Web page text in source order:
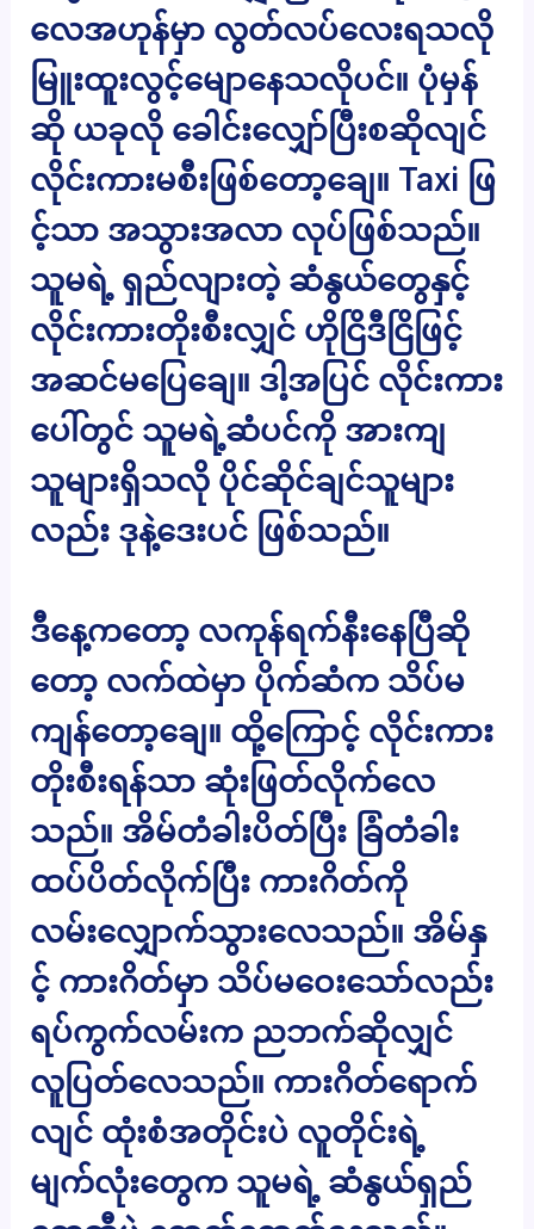
လေအဟုန်မှာ လွတ်လပ်လေးရသလို
မြူးထူးလွင့်မျောနေသလိုပင်။ ပုံမှန်
ဆို ယခုလို ခေါင်းလျှော်ပြီးစဆိုလျင်
လိုင်းကားမစီးဖြစ်တော့ချေ။ Taxi ဖြ
င့်သာ အသွားအလာ လုပ်ဖြစ်သည်။
သူမရဲ့ ရှည်လျားတဲ့ ဆံနွယ်တွေနှင့်
လိုင်းကားတိုးစီးလျှင် ဟိုငြိဒီငြိဖြင့်
အဆင်မပြေချေ။ ဒါ့အပြင် လိုင်းကား
ပေါ်တွင် သူမရဲ့ဆံပင်ကို အားကျ
သူများရှိသလို ပိုင်ဆိုင်ချင်သူများ
လည်း ဒုနဲ့ဒေးပင် ဖြစ်သည်။
ဒီနေ့ကတော့ လကုန်ရက်နီးနေပြီဆို
တော့ လက်ထဲမှာ ပိုက်ဆံက သိပ်မ
ကျန်တော့ချေ။ ထို့ကြောင့် လိုင်းကား
တိုးစီးရန်သာ ဆုံးဖြတ်လိုက်လေ
သည်။ အိမ်တံခါးပိတ်ပြီး ခြံတံခါး
ထပ်ပိတ်လိုက်ပြီး ကားဂိတ်ကို
လမ်းလျှောက်သွားလေသည်။ အိမ်နှ
င့် ကားဂိတ်မှာ သိပ်မဝေးသော်လည်း
ရပ်ကွက်လမ်းက ညဘက်ဆိုလျှင်
လူပြတ်လေသည်။ ကားဂိတ်ရောက်
လျင် ထုံးစံအတိုင်းပဲ လူတိုင်းရဲ့
မျက်လုံး​တွေက သူမရဲ့ ဆံနွယ်ရှည်